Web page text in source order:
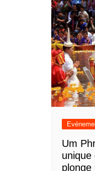
Um
unique
plonge